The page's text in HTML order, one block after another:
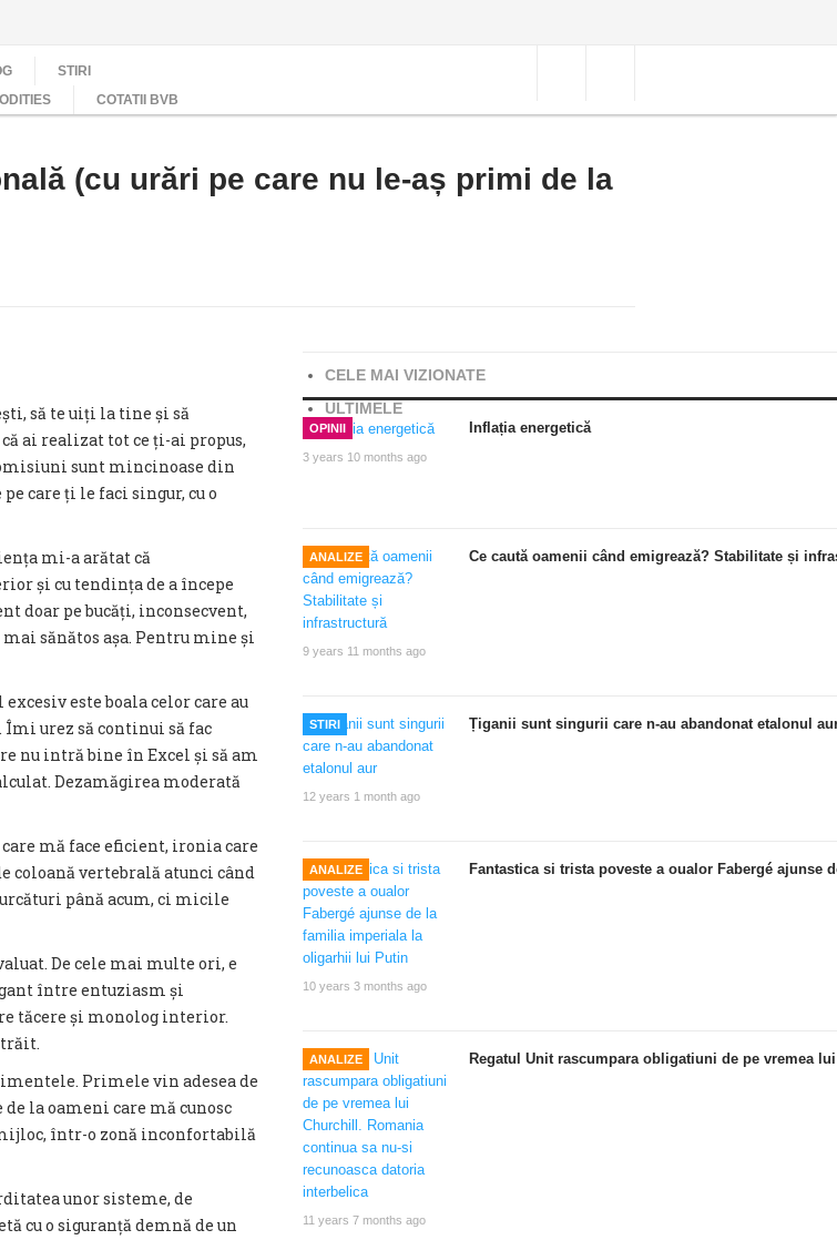
STIRI
COTATII BVB
(cu urări pe care nu le-aș primi de la
să te uiți la tine și să
ai realizat tot ce ți-ai propus,
sunt mincinoase din
care ți le faci singur, cu o
mi-a arătat că
și cu tendința de a începe
doar pe bucăți, inconsecvent,
sănătos așa. Pentru mine și
este boala celor care au
urez să continui să fac
nu intră bine în Excel și să am
Dezamăgirea moderată
mă face eficient, ironia care
coloană vertebrală atunci când
până acum, ci micile
De cele mai multe ori, e
între entuziasm și
tăcere și monolog interior.
trăit.
Primele vin adesea de
la oameni care mă cunosc
într-o zonă inconfortabilă
unor sisteme, de
cu o siguranță demnă de un
CELE MAI VIZIONATE
ULTIMELE
OPINII
3 years 10 months ago
Inflația energetică
ANALIZE
9 years 11 months ago
Ce caută oamenii când emigrează? Stabilitate și
STIRI
12 years 1 month ago
Țiganii sunt singurii care n-au abandonat etalonul
ANALIZE
10 years 3 months ago
Fantastica si trista poveste a oualor Fabergé
ANALIZE
11 years 7 months ago
Regatul Unit rascumpara obligatiuni de pe vremea